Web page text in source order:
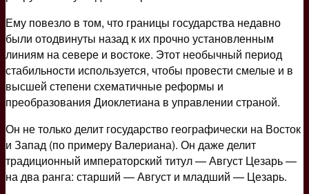
Ему повезло в том, что границы государства недавно
были отодвинуты назад к их прочно установленным
линиям на севере и востоке. Этот необычный период
стабильности используется, чтобы провести смелые и в
высшей степени схематичные реформы и
преобразования Диоклетиана в управлении страной.
Он не только делит государство географически на Восток
и Запад (по примеру Валериана). Он даже делит
традиционный императорский титул — Август Цезарь —
на два ранга: старший — Август и младший — Цезарь.